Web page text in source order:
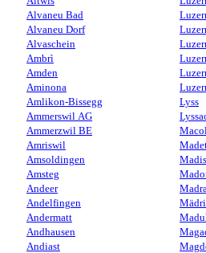
Alvaneu Bad
Alvaneu Dorf
Alvaschein
Ambrì
Amden
Aminona
Amlikon-Bissegg
Ammerswil AG
Ammerzwil BE
Amriswil
Amsoldingen
Amsteg
Andeer
Andelfingen
Andermatt
Andhausen
Andiast
Lyss